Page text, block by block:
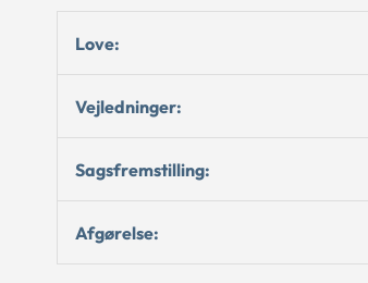
Love:
Vejledninger:
Sagsfremstilling:
Afgørelse: